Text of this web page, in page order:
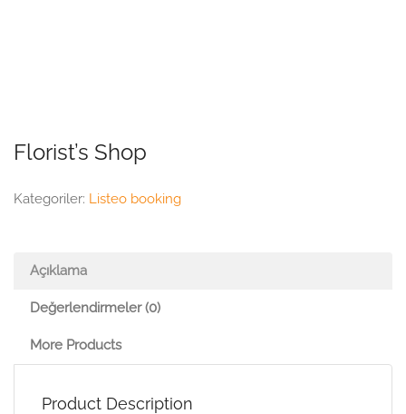
Florist’s Shop
Kategoriler: Listeo booking
Açıklama
Değerlendirmeler (0)
More Products
Product Description